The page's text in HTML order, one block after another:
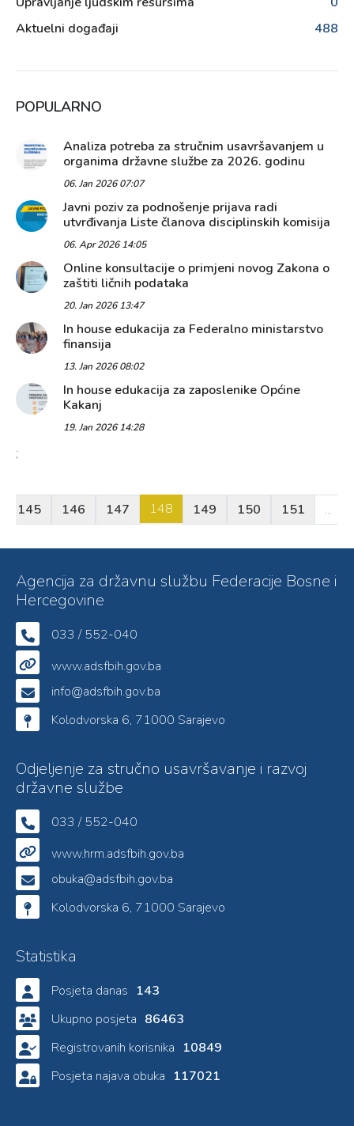
Aktuelni događaji
488
POPULARNO
Analiza potreba za stručnim usavršavanjem u
organima državne službe za 2026. godinu
06. Jan 2026 07:07
Javni poziv za podnošenje prijava radi
utvrđivanja Liste članova disciplinskih komisija
06. Apr 2026 14:05
Online konsultacije o primjeni novog Zakona o
zaštiti ličnih podataka
20. Jan 2026 13:47
In house edukacija za Federalno ministarstvo
finansija
13. Jan 2026 08:02
In house edukacija za zaposlenike Općine
Kakanj
19. Jan 2026 14:28
;
145 146 147 148 149 150 151 ...
Agencija za državnu službu Federacije Bosne i
Hercegovine
033 / 552-040
www.adsfbih.gov.ba
info@adsfbih.gov.ba
Kolodvorska 6, 71000 Sarajevo
Odjeljenje za stručno usavršavanje i razvoj
državne službe
033 / 552-040
www.hrm.adsfbih.gov.ba
obuka@adsfbih.gov.ba
Kolodvorska 6, 71000 Sarajevo
Statistika
Posjeta danas 143
Ukupno posjeta 86463
Registrovanih korisnika 10849
Posjeta najava obuka 117021